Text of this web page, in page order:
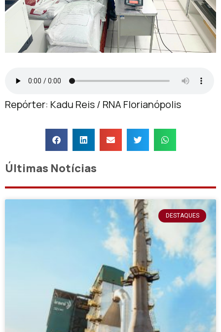
Repórter: Kadu Reis / RNA Florianópolis
Últimas Notícias
DESTAQUES